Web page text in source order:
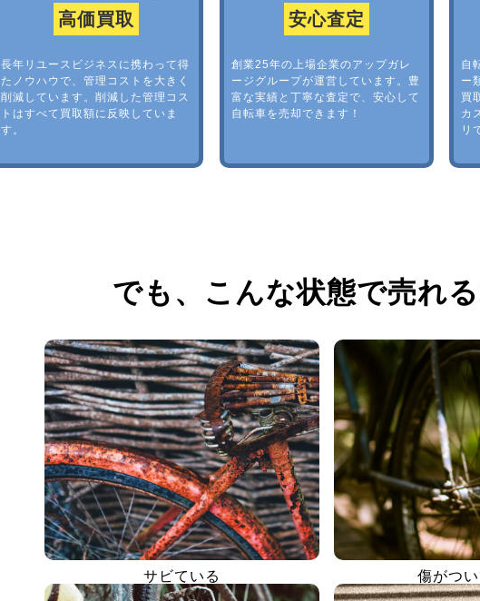
高価買取
長年リユースビジネスに携わって得
たノウハウで、管理コストを大きく
削減しています。削減した管理コス
トはすべて買取額に反映していま
す。
安心査定
創業25年の上場企業のアップガレ
ージグループが運営しています。豊
富な実績と丁寧な査定で、安心して
自転車を売却できます！
自
ー
買
カ
リ
でも、 こんな状態で売れ
サビている 傷がつ